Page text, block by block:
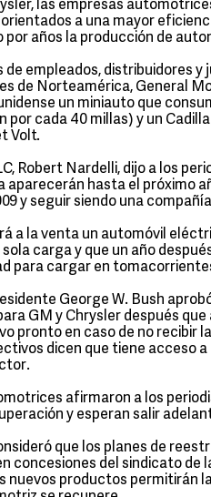
las empresas
a una mayor
años la producción de
empleados, distribuidores y
de Norteamérica, General
un miniauto que
por cada 40 millas) y un
Volt.
Robert Nardelli, dijo a los
hasta el próximo
y seguir siendo una
a la venta un automóvil
carga y que un año
para cargar en
George W. Bush
GM y Chrysler después
pronto en caso de no recibir
dicen que tiene acceso
afirmaron a los
y esperan salir
que los planes de
concesiones del sindicato de
nuevos productos permitirán